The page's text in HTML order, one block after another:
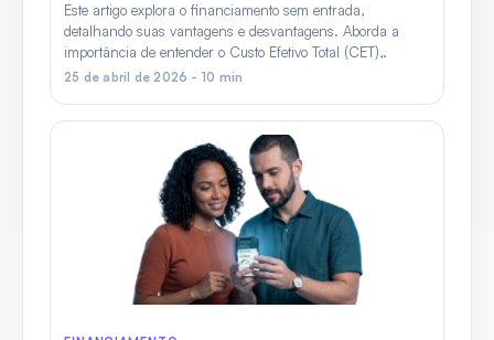
Este artigo explora o financiamento sem entrada,
detalhando suas vantagens e desvantagens. Aborda a
importância de entender o Custo Efetivo Total (CET),.
25 de abril de 2026 - 10 min